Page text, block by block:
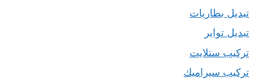
تبديل بطاريات
تبديل تواير
تركيب ستلايت
تركيب سيراميك